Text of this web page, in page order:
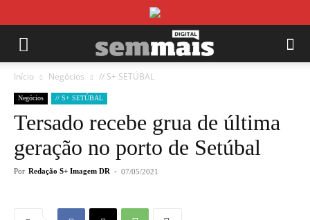
Início Negócios // S+ SETÚBAL
Negócios // S+ SETÚBAL
Tersado recebe grua de última
geração no porto de Setúbal
Por Redação S+ Imagem DR - 07/05/2021